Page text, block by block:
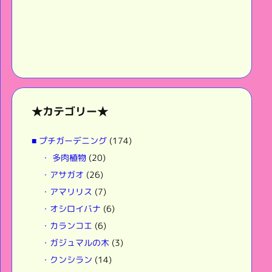
★カテゴリー★
■ プチガーデニング (174)
・ 多肉植物 (20)
・アサガオ (26)
・アマリリス (7)
・オシロイバナ (6)
・カランコエ (6)
・ガジュマルの木 (3)
・クンシラン (14)